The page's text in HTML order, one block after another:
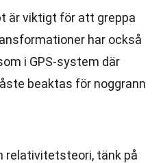
är viktigt för att greppa
har också
i GPS-system där
beaktas för noggrann
relativitetsteori, tänk på